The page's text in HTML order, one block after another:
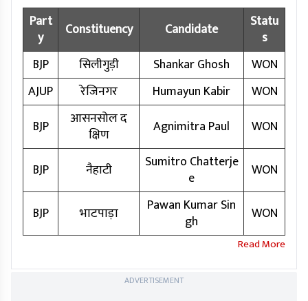
Part
y
Constituency Candidate
Statu
s
BJP
सिलीगुड़ी Shankar Ghosh
WON
AJUP
रेजिनगर Humayun Kabir
WON
BJP
आसनसोल द
क्षिण
Agnimitra Paul WON
BJP नैहाटी
Sumitro Chatterje
e
WON
BJP भाटपाड़ा
Pawan Kumar Sin
gh
WON
ADVERTISEMENT